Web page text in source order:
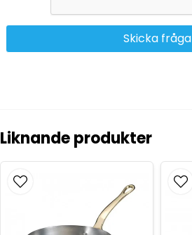
Skicka fråga
Liknande produkter